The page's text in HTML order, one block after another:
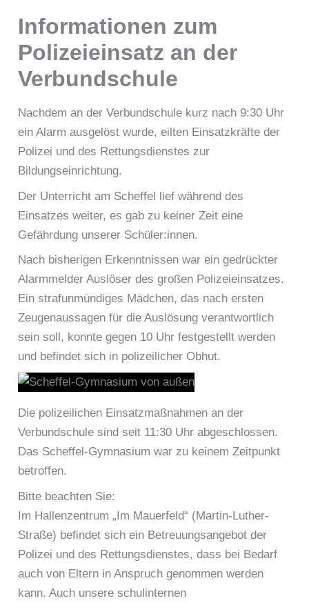
Informationen zum
Polizeieinsatz an der
Verbundschule
Nachdem an der Verbundschule kurz nach 9:30 Uhr
ein Alarm ausgelöst wurde, eilten Einsatzkräfte der
Polizei und des Rettungsdienstes zur
Bildungseinrichtung.
Der Unterricht am Scheffel lief während des
Einsatzes weiter, es gab zu keiner Zeit eine
Gefährdung unserer Schüler:innen.
Nach bisherigen Erkenntnissen war ein gedrückter
Alarmmelder Auslöser des großen Polizeieinsatzes.
Ein strafunmündiges Mädchen, das nach ersten
Zeugenaussagen für die Auslösung verantwortlich
sein soll, konnte gegen 10 Uhr festgestellt werden
und befindet sich in polizeilicher Obhut.
Die polizeilichen Einsatzmaßnahmen an der
Verbundschule sind seit 11:30 Uhr abgeschlossen.
Das Scheffel-Gymnasium war zu keinem Zeitpunkt
betroffen.
Bitte beachten Sie:
Im Hallenzentrum „Im Mauerfeld“ (Martin-Luther-
Straße) befindet sich ein Betreuungsangebot der
Polizei und des Rettungsdienstes, dass bei Bedarf
auch von Eltern in Anspruch genommen werden
kann. Auch unsere schulinternen